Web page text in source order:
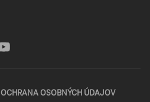
OCHRANA OSOBNÝCH ÚDAJOV